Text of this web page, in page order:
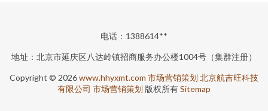
电话：1388614**
地址：北京市延庆区八达岭镇招商服务办公楼1004号（集群注册）
Copyright © 2026www.hhyxmt.com 市场营销策划 北京航吉旺科技
有限公司 市场营销策划 版权所有Sitemap